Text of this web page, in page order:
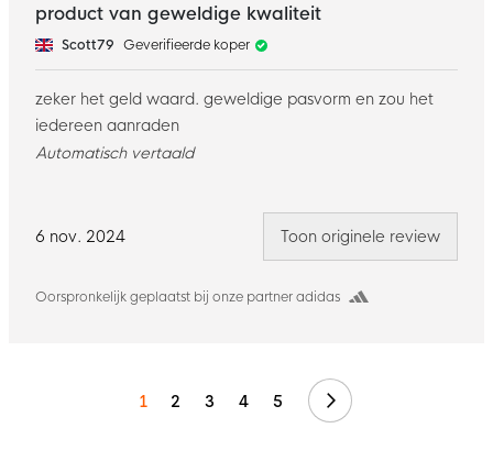
6 nov. 2024
Oorspronkelijk geplaatst bij onze partner adidas
product van geweldige kwaliteit
Scott79 Geverifieerde koper
zeker het geld waard. geweldige pasvorm en zou het
iedereen aanraden
Automatisch vertaald
Toon originele review
1 2 3 4 5 Volgende